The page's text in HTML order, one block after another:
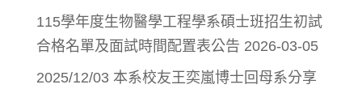
115學年度生物醫學工程學系碩士班招生初試
合格名單及面試時間配置表公告 2026-03-05
2025/12/03 本系校友王奕嵐博士回母系分享